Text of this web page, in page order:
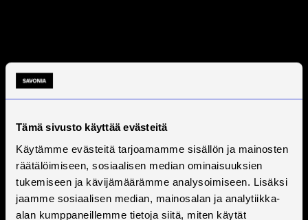
Tämä sivusto käyttää evästeitä
Käytämme evästeitä tarjoamamme sisällön ja mainosten
räätälöimiseen, sosiaalisen median ominaisuuksien
tukemiseen ja kävijämäärämme analysoimiseen. Lisäksi
jaamme sosiaalisen median, mainosalan ja analytiikka-
alan kumppaneillemme tietoja siitä, miten käytät